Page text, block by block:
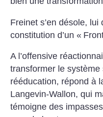
Freinet s’en désole,
constitution d’un «
A l’offensive
transformer le
rééducation, répond à
Langevin-Wallon, qui
témoigne des